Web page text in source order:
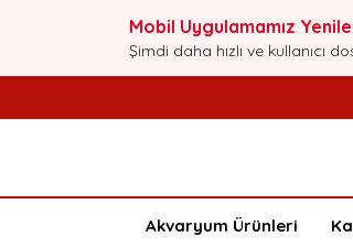
Mobil Uygulamamız
Şimdi daha hızlı ve kullanıcı
Akvaryum Ürünleri